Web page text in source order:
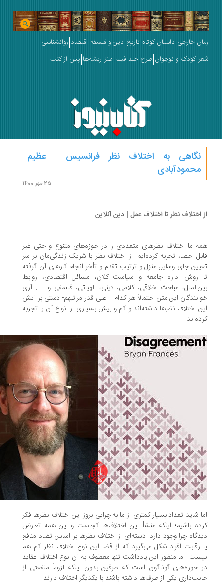
خارجی داستان کوتاه تاریخ دین و فلسفه اقتصاد روانشناسی
کودک و نوجوان طرح جلد فیلم طنز ریشه‌ها پس از کتاب
نگاهی به اختلاف نظر فرانسیس | عظیم
محمودآبادی
اختلاف نظر تا اختلاف عمل | دین آنلاین
ما اختلاف نظرهای متعددی را در حوزه‌های متنوع و حتی غیر
احصا، تجربه کرده‌ایم. از اختلاف نظر با شریک زندگی‌مان بر سر
جای وسایل منزل و ترتیب تقدم و تأخر انجام کارهای آن گرفته
روش اداره جامعه و سیاست کلان، مسائل اقتصادی، روابط
مباحث اخلاقی، کلامی، دینی، الهیاتی، فلسفی و… . آری
این متن احتمالاً هر کدام – علی قدر مراتبهم- دستی بر آتش
اختلاف نظرها داشته‌اند و کم و بیش بسیاری از انواع آن را تجربه
شاید تعداد بسیار کمتری از ما به چرایی بروز این اختلاف نظرها فکر
باشیم؛ اینکه منشأ این اختلاف‌ها کجاست و این همه تعارض
چرا وجود دارد. دسته‌ای از اختلاف نظرها بر اساس تضاد منافع
رقابت افراد شکل می‌گیرد که از قضا این نوع اختلاف نظر کم هم
اما منظور این یادداشت تنها معطوف به آن نوع اختلاف عقاید
حوزه‌های گوناگون است که طرفین بدون اینکه لزوماً منفعتی از
یکی از طرف‌ها داشته باشند با یکدیگر اختلاف دارند.